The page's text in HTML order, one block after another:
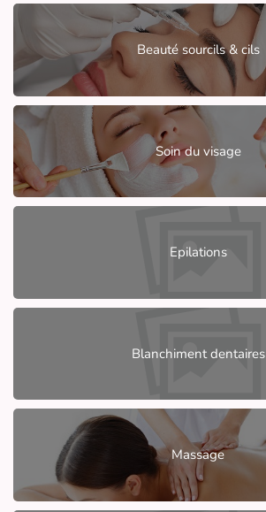
Beauté sourcils & cils
Soin du visage
Epilations
Blanchiment dentaires
Massage